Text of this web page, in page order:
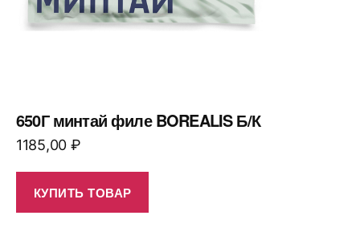
650Г минтай филе BOREALIS Б/К
1185,00 ₽
КУПИТЬ ТОВАР